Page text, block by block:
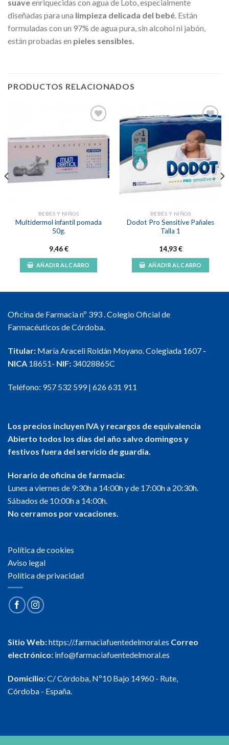
suaveenriquecidas con agua de Loto, especialmente
diseñadas para una limpieza delicada del bebé. Están
formuladas con un 97% de agua pura, sin alcohol ni jabón,
están probadas en pieles sensibles.
PRODUCTOS RELACIONADOS
Añadir
a la
lista de
deseos
BEBÉS Y NIÑOS
Multidermol infantil pomada
50g.
9,46€
AÑADIR AL CARRO
Añadir
a la
lista de
deseos
BEBÉS Y NIÑOS
Dodot Pro Sensitive Pañales
Talla 1
14,93€
AÑADIR AL CARRO
Oficina de Farmacia nº 393 . Colegio Oficial de
Farmacéuticos de Córdoba.
Titular: María Araceli Roldán Moyano. Colegiada 1607 -
NICA 18651- NIF: 34028865C
Teléfono: 957 532 599| 626 631 911
Los precios incluyen IVA y recargos de equivalencia
Abierto todos los días del año salvo domingos y
festivos fuera del servicio de guardia.
Horario de oficina de farmacia:
Lunes a viernes de 9:30h a 14:00h y de 17:00h a 20:30h.
Sábados de 10:00h a 14:00h.
No cerramos por vacaciones.
Política de cookies
Aviso legal
Política de privacidad
Sitio Web:https://.farmaciafuentedelmoral.es Correo
electrónico: info@farmaciafuentedelmoral.es
Domicilio:C/ Córdoba, Nº10 Bajo 14960 - Rute,
Córdoba - España.